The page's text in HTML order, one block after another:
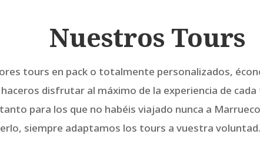
Nuestros Tours
tours en pack o totalmente personalizados,
disfrutar al máximo de la experiencia de
para los que no habéis viajado nunca a
siempre adaptamos los tours a vuestra